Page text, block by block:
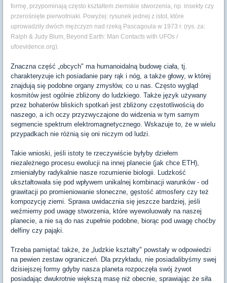
formę, przypominają często kształtem ziemskie stworzenia, np. insekty czy
przerośnięte pierwotniaki. Powyżej: rysunek jednej z istot, które
uprowadziły dwóch mężczyzn nad rzeką Pascagoula w 1973 r. (rys. za:
Ralph & Judy Blum, Beyond Earth: Man Contacts with UFOs /
ufoevidence.org).
Znaczna część „obcych" ma humanoidalną budowę ciała, tj.
charakteryzuje ich posiadanie pary rąk i nóg, a także głowy, w której
znajdują się podobne organy zmysłów, co u nas. Często wygląd
kosmitów jest ogólnie zbliżony do ludzkiego. Także język używany
przez bohaterów bliskich spotkań jest zbliżony częstotliwością do
naszego, a ich oczy przyzwyczajone do widzenia w tym samym
segmencie spektrum elektromagnetycznego. Wskazuje to, że w wielu
przypadkach nie różnią się oni niczym od ludzi.
Takie wnioski, jeśli istoty te rzeczywiście byłyby dziełem
niezależnego procesu ewolucji na innej planecie (jak chce ETH),
zmieniałyby radykalnie nasze rozumienie biologii. Ludzkość
ukształtowała się pod wpływem unikalnej kombinacji warunków - od
grawitacji po promieniowanie słoneczne, gęstość atmosfery czy też
kompozycję ziemi. Sprawa uwidacznia się jeszcze bardziej, jeśli
weźmiemy pod uwagę stworzenia, które wyewoluowały na naszej
planecie, a nie są do nas zupełnie podobne, biorąc pod uwagę choćby
delfiny czy pająki.
Trzeba pamiętać także, że „ludzkie kształty" powstały w odpowiedzi
na pewien zestaw ograniczeń. Dla przykładu, nie posiadalibyśmy swej
dzisiejszej formy gdyby nasza planeta rozpoczęła swój żywot
posiadając dwukrotnie większą masę niż obecnie, sprawiając że siła